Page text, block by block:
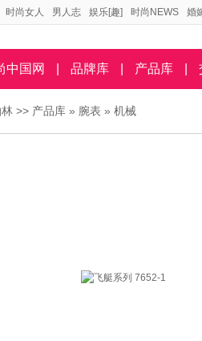
时尚女人 男人志 娱乐[趣] 时尚NEWS 婚
中国网 品牌库 产品库
>> 产品库 » 腕表 » 机械